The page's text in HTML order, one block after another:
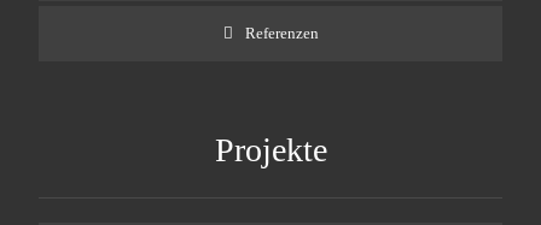
Referenzen
Projekte